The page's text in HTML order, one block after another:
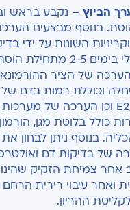
הביוץ – נקבע בראש
בנוסף מבצעים
השונות על ידי
"פרופיל" הורמונלי בימים 2-5 מתחילת
של הציר
E2, Progesterone וכן הערכה של מערכות
כולל בלוטת מגן,
בנוסף ניתן לבחון
של בדיקות דם
צמיחת הזקיק
ואחר עיבוי רירית
ההריון.